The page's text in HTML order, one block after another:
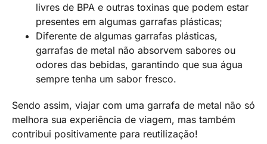
livres de BPA e outras toxinas que podem estar
presentes em algumas garrafas plásticas;
Diferente de algumas garrafas plásticas,
garrafas de metal não absorvem sabores ou
odores das bebidas, garantindo que sua água
sempre tenha um sabor fresco.
Sendo assim, viajar com uma garrafa de metal não só
melhora sua experiência de viagem, mas também
contribui positivamente para reutilização!